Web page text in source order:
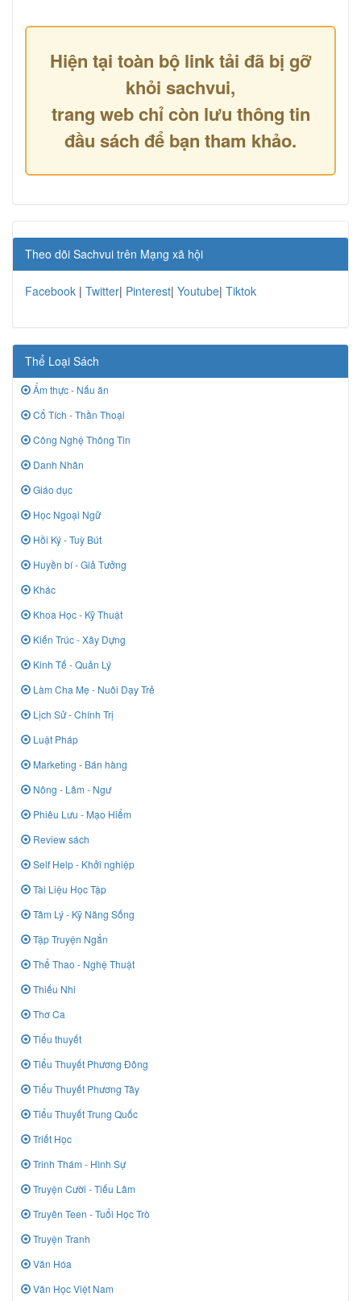
Hiện tại toàn bộ link tải đã bị gỡ
khỏi sachvui,
trang web chỉ còn lưu thông tin
đầu sách để bạn tham khảo.
Theo dõi Sachvui trên Mạng xã hội
Facebook | Twitter| Pinterest| Youtube| Tiktok
Thể Loại Sách
Ẩm thực - Nấu ăn
Cổ Tích - Thần Thoại
Công Nghệ Thông Tin
Danh Nhân
Giáo dục
Học Ngoại Ngữ
Hồi Ký - Tuỳ Bút
Huyền bí - Giả Tưởng
Khác
Khoa Học - Kỹ Thuật
Kiến Trúc - Xây Dựng
Kinh Tế - Quản Lý
Làm Cha Mẹ - Nuôi Dạy Trẻ
Lịch Sử - Chính Trị
Luật Pháp
Marketing - Bán hàng
Nông - Lâm - Ngư
Phiêu Lưu - Mạo Hiểm
Review sách
Self Help - Khởi nghiệp
Tài Liệu Học Tập
Tâm Lý - Kỹ Năng Sống
Tập Truyện Ngắn
Thể Thao - Nghệ Thuật
Thiếu Nhi
Thơ Ca
Tiểu thuyết
Tiểu Thuyết Phương Đông
Tiểu Thuyết Phương Tây
Tiểu Thuyết Trung Quốc
Triết Học
Trinh Thám - Hình Sự
Truyện Cười - Tiếu Lâm
Truyên Teen - Tuổi Học Trò
Truyện Tranh
Văn Hóa
Văn Học Việt Nam